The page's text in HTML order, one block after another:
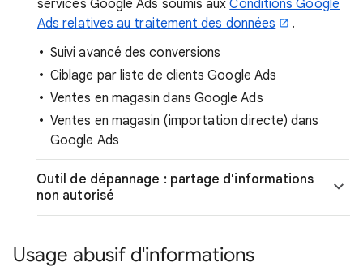
services Google Ads soumis auxConditions Google
Ads relatives au traitement des données
.
Suivi avancé des conversions
Ciblage par liste de clients Google Ads
Ventes en magasin dans Google Ads
Ventes en magasin (importation directe) dans
Google Ads
Outil de dépannage : partage d'informations
non autorisé
Usage abusif d'informations